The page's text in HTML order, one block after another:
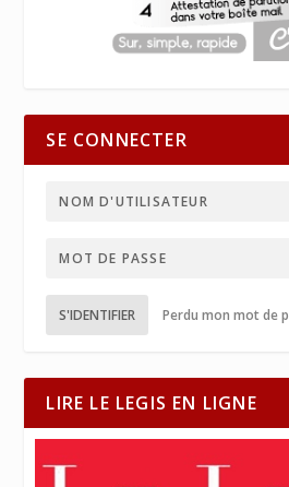
SE CONNECTER
S'IDENTIFIER Perdu mon mot de
LIRE LE LEGIS EN LIGNE